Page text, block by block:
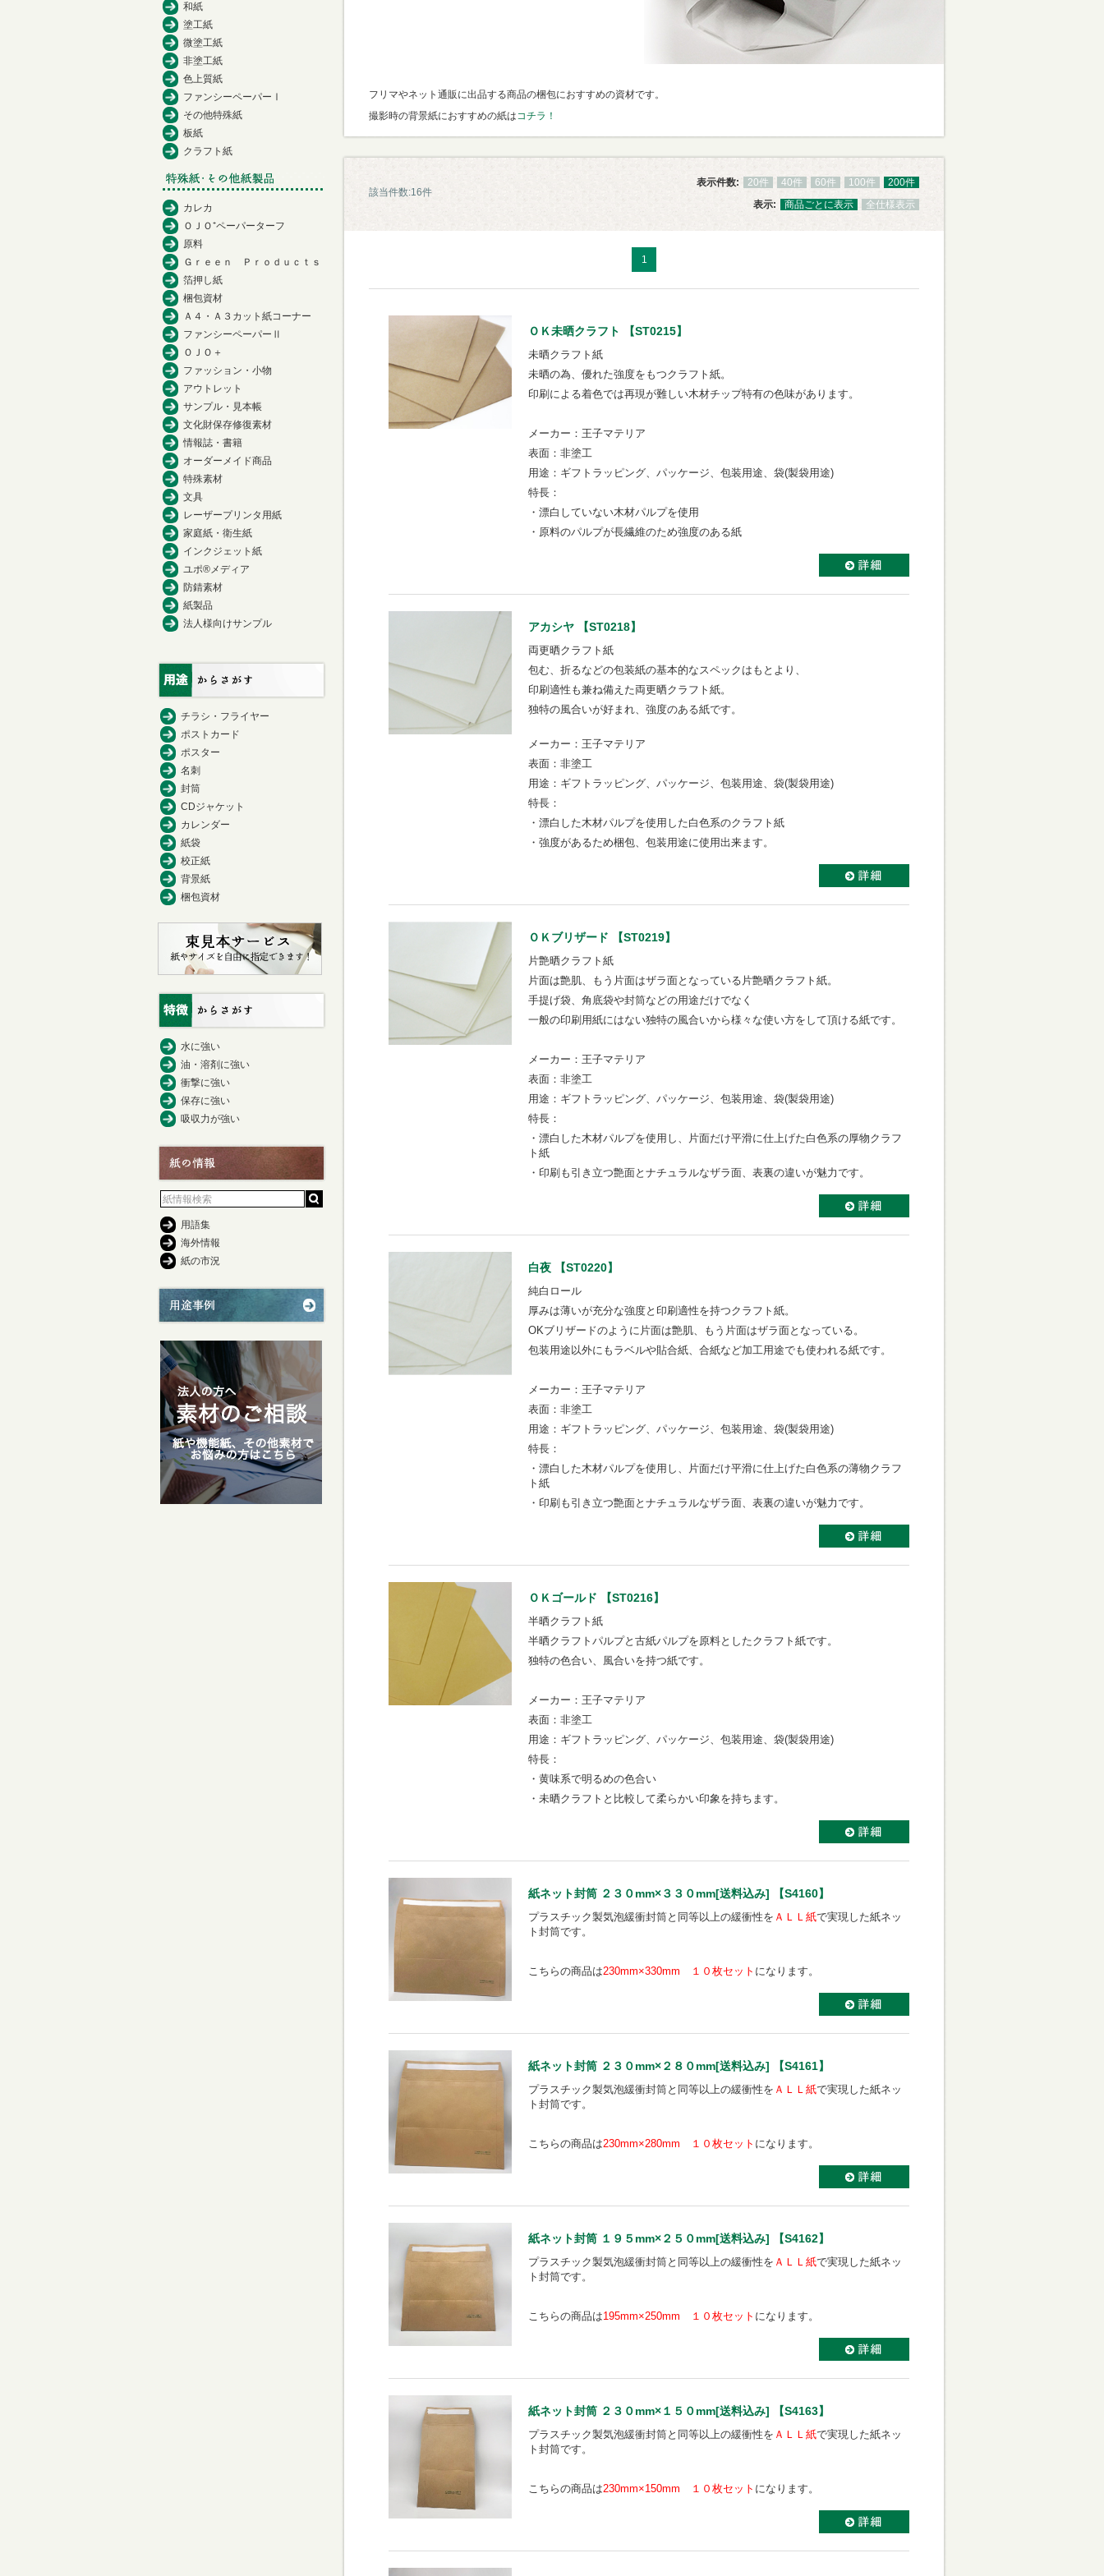
フリマやネット通販に出品する商品の梱包におすすめの資材です。
撮影時の背景紙におすすめの紙はコチラ！
該当件数:16件
表示件数: 20件 40件 60件 100件
200件
表示:
商品ごとに表示 全仕様表示
1
ＯＫ未晒クラフト 【ST0215】
未晒クラフト紙
未晒の為、優れた強度をもつクラフト紙。
印刷による着色では再現が難しい木材チップ特有の色味があります。
メーカー：王子マテリア
表面：非塗工
用途：ギフトラッピング、パッケージ、包装用途、袋(製袋用途)
特長：
・漂白していない木材パルプを使用
・原料のパルプが長繊維のため強度のある紙
アカシヤ 【ST0218】
両更晒クラフト紙
包む、折るなどの包装紙の基本的なスペックはもとより、
印刷適性も兼ね備えた両更晒クラフト紙。
独特の風合いが好まれ、強度のある紙です。
メーカー：王子マテリア
表面：非塗工
用途：ギフトラッピング、パッケージ、包装用途、袋(製袋用途)
特長：
・漂白した木材パルプを使用した白色系のクラフト紙
・強度があるため梱包、包装用途に使用出来ます。
ＯＫブリザード 【ST0219】
片艶晒クラフト紙
片面は艶肌、もう片面はザラ面となっている片艶晒クラフト紙。
手提げ袋、角底袋や封筒などの用途だけでなく
一般の印刷用紙にはない独特の風合いから様々な使い方をして頂ける紙です。
メーカー：王子マテリア
表面：非塗工
用途：ギフトラッピング、パッケージ、包装用途、袋(製袋用途)
特長：
・漂白した木材パルプを使用し、片面だけ平滑に仕上げた白色系の厚物クラフ
ト紙
・印刷も引き立つ艶面とナチュラルなザラ面、表裏の違いが魅力です。
白夜 【ST0220】
純白ロール
厚みは薄いが充分な強度と印刷適性を持つクラフト紙。
OKブリザードのように片面は艶肌、もう片面はザラ面となっている。
包装用途以外にもラベルや貼合紙、合紙など加工用途でも使われる紙です。
メーカー：王子マテリア
表面：非塗工
用途：ギフトラッピング、パッケージ、包装用途、袋(製袋用途)
特長：
・漂白した木材パルプを使用し、片面だけ平滑に仕上げた白色系の薄物クラフ
ト紙
・印刷も引き立つ艶面とナチュラルなザラ面、表裏の違いが魅力です。
ＯＫゴールド 【ST0216】
半晒クラフト紙
半晒クラフトパルプと古紙パルプを原料としたクラフト紙です。
独特の色合い、風合いを持つ紙です。
メーカー：王子マテリア
表面：非塗工
用途：ギフトラッピング、パッケージ、包装用途、袋(製袋用途)
特長：
・黄味系で明るめの色合い
・未晒クラフトと比較して柔らかい印象を持ちます。
紙ネット封筒 ２３０mm×３３０mm[送料込み] 【S4160】
プラスチック製気泡緩衝封筒と同等以上の緩衝性を ＡＬＬ紙で実現した紙ネッ
ト封筒です。
こちらの商品は230mm×330mm １０枚セット になります。
紙ネット封筒 ２３０mm×２８０mm[送料込み] 【S4161】
プラスチック製気泡緩衝封筒と同等以上の緩衝性を ＡＬＬ紙で実現した紙ネッ
ト封筒です。
こちらの商品は230mm×280mm １０枚セット になります。
紙ネット封筒 １９５mm×２５０mm[送料込み] 【S4162】
プラスチック製気泡緩衝封筒と同等以上の緩衝性を ＡＬＬ紙で実現した紙ネッ
ト封筒です。
こちらの商品は195mm×250mm １０枚セット になります。
紙ネット封筒 ２３０mm×１５０mm[送料込み] 【S4163】
プラスチック製気泡緩衝封筒と同等以上の緩衝性を ＡＬＬ紙で実現した紙ネッ
ト封筒です。
こちらの商品は230mm×150mm １０枚セット になります。
和紙
塗工紙
微塗工紙
非塗工紙
色上質紙
ファンシーペーパーⅠ
その他特殊紙
板紙
クラフト紙
カレカ
ＯＪＯ⁺ペーパーターフ
原料
Ｇｒｅｅｎ Ｐｒｏｄｕｃｔｓ
箔押し紙
梱包資材
Ａ４・Ａ３カット紙コーナー
ファンシーペーパーⅡ
ＯＪＯ＋
ファッション・小物
アウトレット
サンプル・見本帳
文化財保存修復素材
情報誌・書籍
オーダーメイド商品
特殊素材
文具
レーザープリンタ用紙
家庭紙・衛生紙
インクジェット紙
ユポ®メディア
防錆素材
紙製品
法人様向けサンプル
チラシ・フライヤー
ポストカード
ポスター
名刺
封筒
CDジャケット
カレンダー
紙袋
校正紙
背景紙
梱包資材
水に強い
油・溶剤に強い
衝撃に強い
保存に強い
吸収力が強い
用語集
海外情報
紙の市況